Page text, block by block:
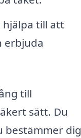
till att
erbjuda
till
sätt. Du
bestämmer dig